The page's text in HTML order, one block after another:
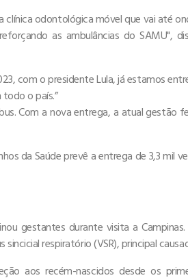
odontológica móvel que vai até
as ambulâncias do SAMU",
com o presidente Lula, já estamos
o país.”
Com a nova entrega, a atual gestão
da Saúde prevê a entrega de 3,3 mil
gestantes durante visita a
respiratório (VSR), principal
aos recém-nascidos desde os